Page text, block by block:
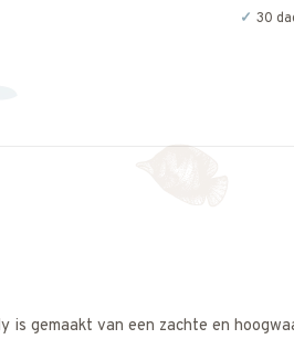
30
is gemaakt van een zachte en